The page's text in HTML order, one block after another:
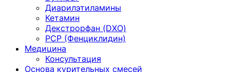
Диарилэтиламины
Кетамин
Декстрорфан (DXO)
PCP (Фенциклидин)
Медицина
Консультация
Основа курительных смесей